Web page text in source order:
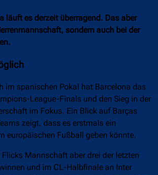
läuft es derzeit überragend. Das aber
sondern auch bei der
im spanischen Pokal hat Barcelona das
League-Finals und den Sieg in der
im Fokus. Ein Blick auf Barças
zeigt, dass es erstmals ein
europäischen Fußball geben könnte.
Mannschaft aber drei der letzten
und im CL-Halbfinale an Inter